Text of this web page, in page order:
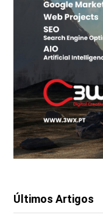
Últimos Artigos